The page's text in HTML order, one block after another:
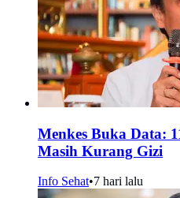
Menkes Buka Data:
Masih Kurang Gizi
Info Sehat•7 hari lalu